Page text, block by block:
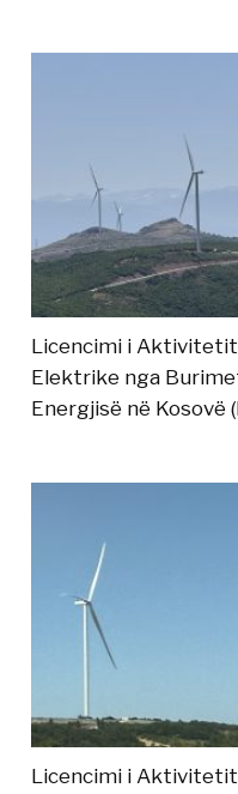
Licencimi i
Elektrike nga
Energjisë në Kosovë
Licencimi i